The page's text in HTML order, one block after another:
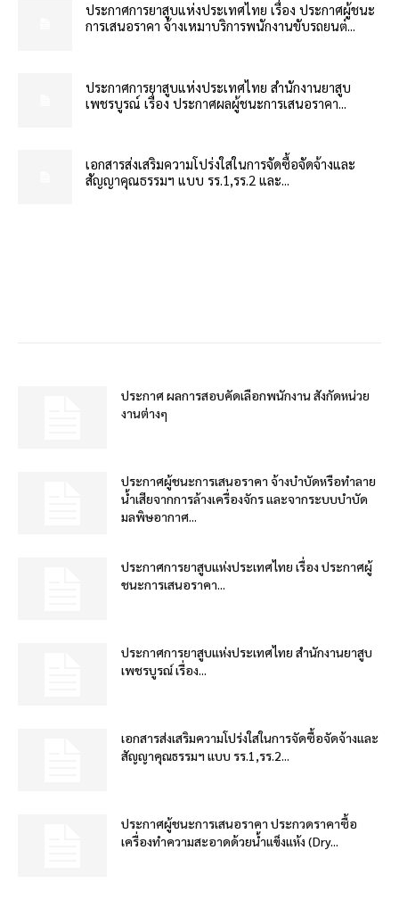
ประกาศการยาสูบแห่งประเทศไทย เรื่อง ประกาศผู้ชนะ
การเสนอราคา จ้างเหมาบริการพนักงานขับรถยนต์...
ประกาศการยาสูบแห่งประเทศไทย สำนักงานยาสูบ
เพชรบูรณ์ เรื่อง ประกาศผลผู้ชนะการเสนอราคา...
เอกสารส่งเสริมความโปร่งใสในการจัดซื้อจัดจ้างและ
สัญญาคุณธรรมฯ แบบ รร.1,รร.2 และ...
ประกาศ ผลการสอบคัดเลือกพนักงาน สังกัดหน่วย
งานต่างๆ
ประกาศผู้ชนะการเสนอราคา จ้างบำบัดหรือทำลาย
น้ำเสียจากการล้างเครื่องจักร และจากระบบบำบัด
มลพิษอากาศ...
ประกาศการยาสูบแห่งประเทศไทย เรื่อง ประกาศผู้
ชนะการเสนอราคา...
ประกาศการยาสูบแห่งประเทศไทย สำนักงานยาสูบ
เพชรบูรณ์ เรื่อง...
เอกสารส่งเสริมความโปร่งใสในการจัดซื้อจัดจ้างและ
สัญญาคุณธรรมฯ แบบ รร.1,รร.2...
ประกาศผู้ชนะการเสนอราคา ประกวดราคาซื้อ
เครื่องทำความสะอาดด้วยน้ำแข็งแห้ง (Dry...